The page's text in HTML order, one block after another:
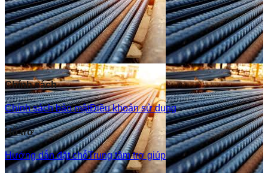
Chính sách
Chính sách bảo mậtĐiều khoản sử dụng
Hỗ trợ
Hướng dẫn đặt chỗTrung tâm trợ giúp